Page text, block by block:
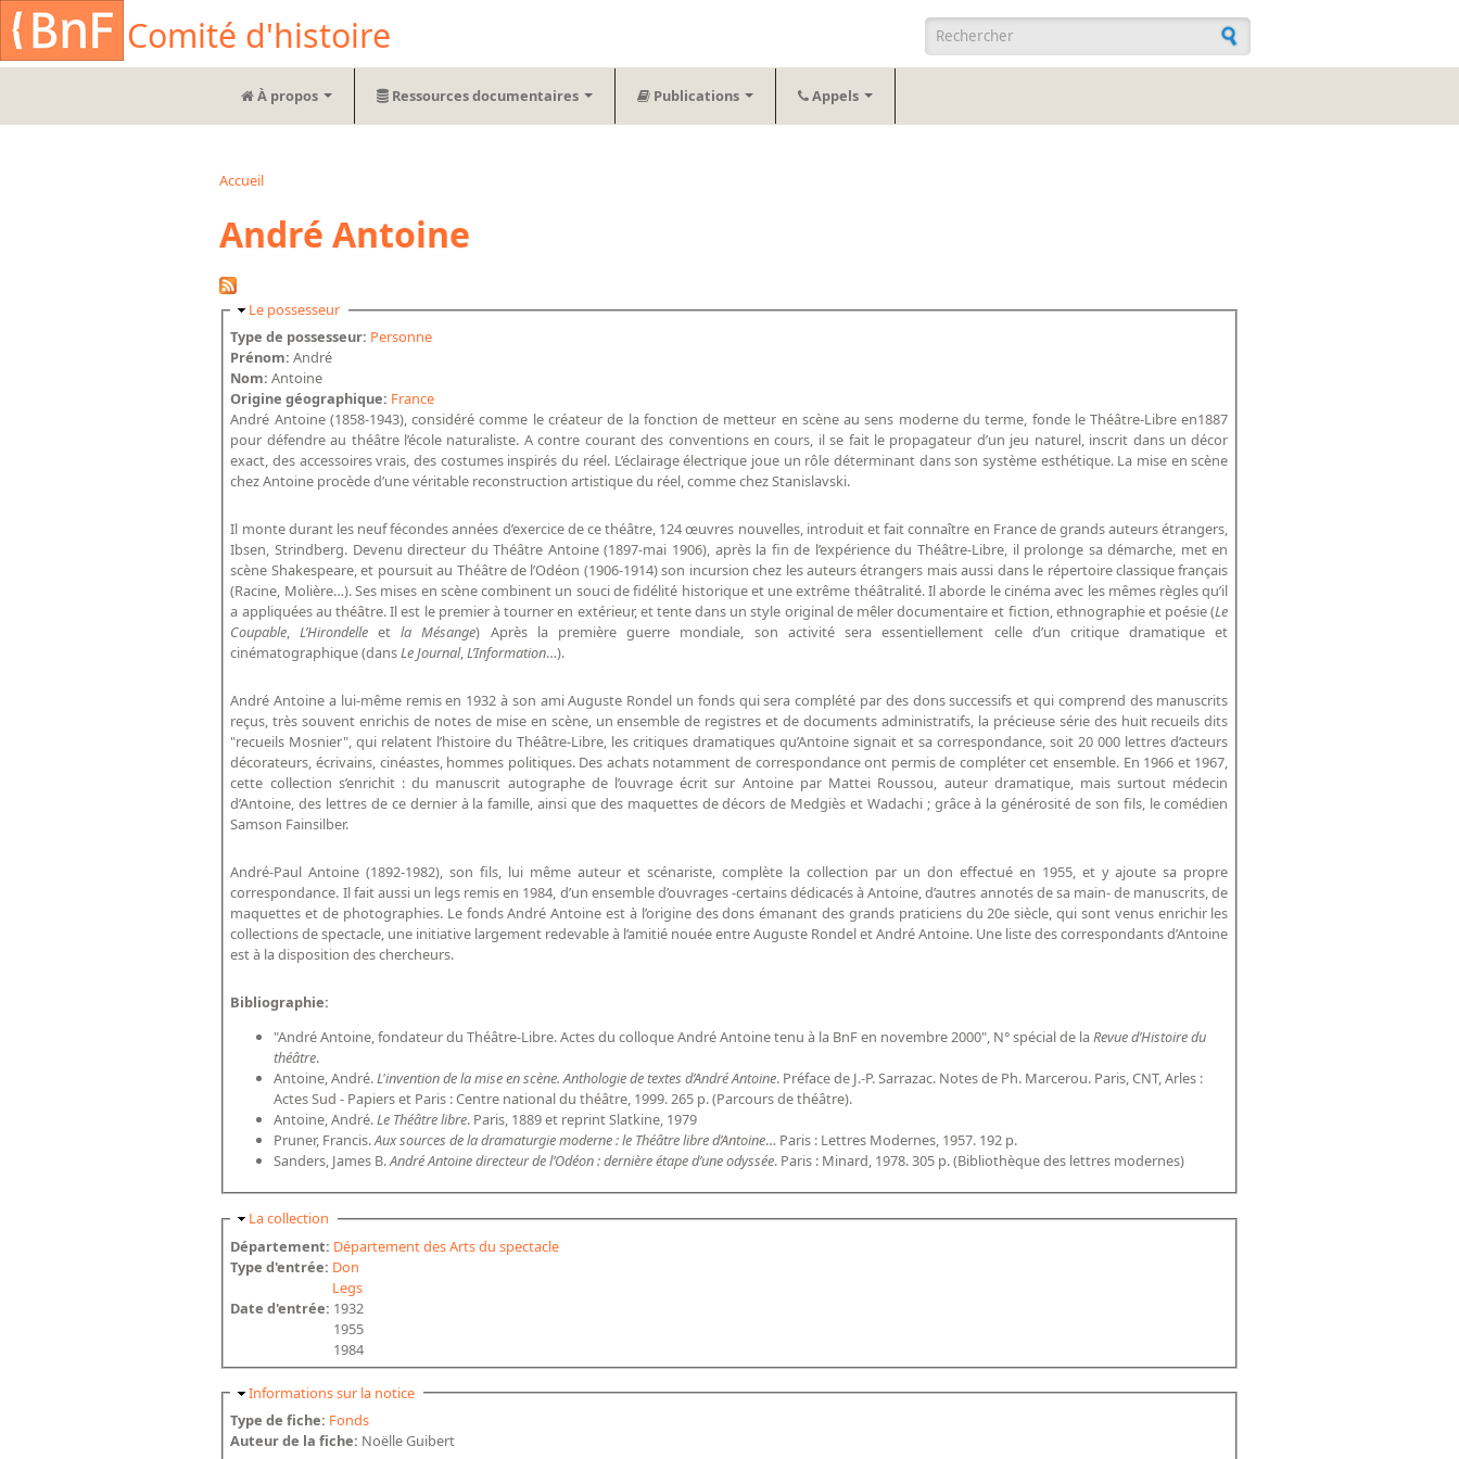
Aller au contenu principal
Comité d'histoire Formulaire de recherche
À propos Ressources documentaires Publications Appels
Accueil
André Antoine
Masquer
Le possesseur
Type de possesseur: Personne
Prénom:André
Nom:Antoine
Origine géographique: France
André Antoine (1858-1943), considéré comme le créateur de la fonction de metteur en scène au sens moderne du terme, fonde le Théâtre-Libre en1887
pour défendre au théâtre l’école naturaliste. A contre courant des conventions en cours, il se fait le propagateur d’un jeu naturel, inscrit dans un décor
exact, des accessoires vrais, des costumes inspirés du réel. L’éclairage électrique joue un rôle déterminant dans son système esthétique. La mise en scène
chez Antoine procède d’une véritable reconstruction artistique du réel, comme chez Stanislavski.
Il monte durant les neuf fécondes années d’exercice de ce théâtre, 124 œuvres nouvelles, introduit et fait connaître en France de grands auteurs étrangers,
Ibsen, Strindberg. Devenu directeur du Théâtre Antoine (1897-mai 1906), après la fin de l’expérience du Théâtre-Libre, il prolonge sa démarche, met en
scène Shakespeare, et poursuit au Théâtre de l’Odéon (1906-1914) son incursion chez les auteurs étrangers mais aussi dans le répertoire classique français
(Racine, Molière…). Ses mises en scène combinent un souci de fidélité historique et une extrême théâtralité. Il aborde le cinéma avec les mêmes règles qu’il
a appliquées au théâtre. Il est le premier à tourner en extérieur, et tente dans un style original de mêler documentaire et fiction, ethnographie et poésie (Le
Coupable,L’Hirondelle etla Mésange) Après la première guerre mondiale, son activité sera essentiellement celle d’un critique dramatique et
cinématographique (dansLe Journal,L’Information…).
André Antoine a lui-même remis en 1932 à son ami Auguste Rondel un fonds qui sera complété par des dons successifs et qui comprend des manuscrits
reçus, très souvent enrichis de notes de mise en scène, un ensemble de registres et de documents administratifs, la précieuse série des huit recueils dits
"recueils Mosnier", qui relatent l’histoire du Théâtre-Libre, les critiques dramatiques qu’Antoine signait et sa correspondance, soit 20 000 lettres d’acteurs
décorateurs, écrivains, cinéastes, hommes politiques. Des achats notamment de correspondance ont permis de compléter cet ensemble. En 1966 et 1967,
cette collection s’enrichit : du manuscrit autographe de l’ouvrage écrit sur Antoine par Mattei Roussou, auteur dramatique, mais surtout médecin
d’Antoine, des lettres de ce dernier à la famille, ainsi que des maquettes de décors de Medgiès et Wadachi ; grâce à la générosité de son fils, le comédien
Samson Fainsilber.
André-Paul Antoine (1892-1982), son fils, lui même auteur et scénariste, complète la collection par un don effectué en 1955, et y ajoute sa propre
correspondance. Il fait aussi un legs remis en 1984, d’un ensemble d’ouvrages -certains dédicacés à Antoine, d’autres annotés de sa main- de manuscrits, de
maquettes et de photographies. Le fonds André Antoine est à l’origine des dons émanant des grands praticiens du 20e siècle, qui sont venus enrichir les
collections de spectacle, une initiative largement redevable à l’amitié nouée entre Auguste Rondel et André Antoine. Une liste des correspondants d’Antoine
est à la disposition des chercheurs.
Bibliographie:
"André Antoine, fondateur du Théâtre-Libre. Actes du colloque André Antoine tenu à la BnF en novembre 2000", N° spécial de laRevue d’Histoire du
théâtre.
Antoine, André.L'invention de la mise en scène. Anthologie de textes d’André Antoine. Préface de J.-P. Sarrazac. Notes de Ph. Marcerou. Paris, CNT, Arles :
Actes Sud - Papiers et Paris : Centre national du théâtre, 1999. 265 p. (Parcours de théâtre).
Antoine, André.Le Théâtre libre. Paris, 1889 et reprint Slatkine, 1979
Pruner, Francis.Aux sources de la dramaturgie moderne : le Théâtre libre d’Antoine… Paris : Lettres Modernes, 1957. 192 p.
Sanders, James B.André Antoine directeur de l’Odéon : dernière étape d’une odyssée. Paris : Minard, 1978. 305 p. (Bibliothèque des lettres modernes)
Masquer
La collection
Département: Département des Arts du spectacle
Type d'entrée: Don
Legs
Date d'entrée: 1932
1955
1984
Masquer
Informations sur la notice
Type de fiche: Fonds
Auteur de la fiche: Noëlle Guibert
Cookies management panel